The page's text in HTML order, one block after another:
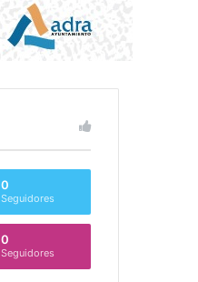
0
Seguidores
0
Seguidores